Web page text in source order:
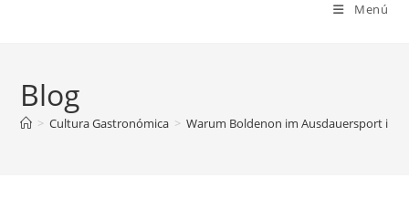
Menú
Blog
> Cultura Gastronómica > Warum Boldenon im Ausdauersport